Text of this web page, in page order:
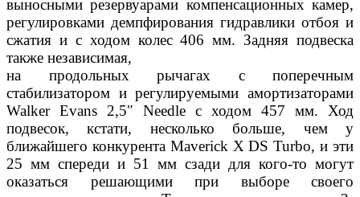
выносными резервуарами компенсационных камер,
регулировками демпфирования гидравлики отбоя и
сжатия и с ходом колес 406 мм. Задняя подвеска
также независимая,
на продольных рычагах c поперечным
стабилизатором и регулируемыми амортизаторами
Walker Evans 2,5″ Needle с ходом 457 мм. Ход
подвесок, кстати, несколько больше, чем у
ближайшего конкурента Maverick X DS Turbo, и эти
25 мм спереди и 51 мм сзади для кого-то могут
оказаться решающими при выборе своего